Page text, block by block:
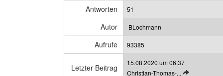
a
g
Antworten 51
Autor BLochmann
Aufrufe 93385
Letzter Beitrag
15.08.2020 um 06:37
Christian-Thomas-... L